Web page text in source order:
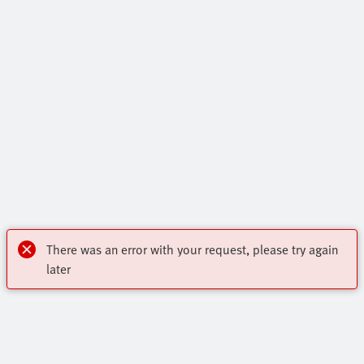
There was an error with your request, please try again
later